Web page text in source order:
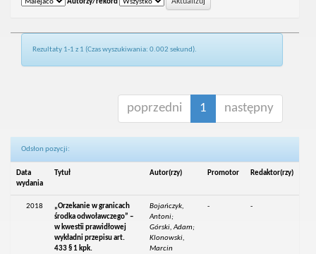
Autorzy/rekord
Rezultaty 1-1 z 1 (Czas wyszukiwania: 0.002 sekund).
poprzedni 1 następny
Odsłon pozycji:
Data
wydania
Tytuł Autor(rzy) Promotor Redaktor(rzy)
2018
„Orzekanie w granicach
środka odwoławczego” –
w kwestii prawidłowej
wykładni przepisu art.
433 § 1 kpk.
Bojańczyk,
Antoni;
Górski, Adam;
Klonowski,
Marcin
- -